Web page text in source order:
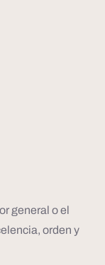
general o el
orden y